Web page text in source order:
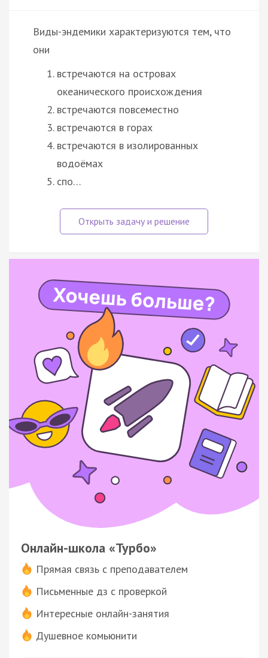
Виды-эндемики характеризуются тем, что
они
встречаются на островах
океанического происхождения
встречаются повсеместно
встречаются в горах
встречаются в изолированных
водоёмах
спо…
Онлайн-школа «Турбо»
Прямая связь с преподавателем
Письменные дз с проверкой
Интересные онлайн-занятия
Душевное комьюнити